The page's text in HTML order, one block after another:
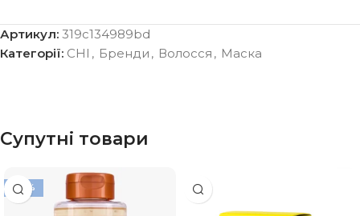
Артикул: 319c134989bd
Категорії: CHI , Бренди , Волосся , Маска
Супутні товари
-20%